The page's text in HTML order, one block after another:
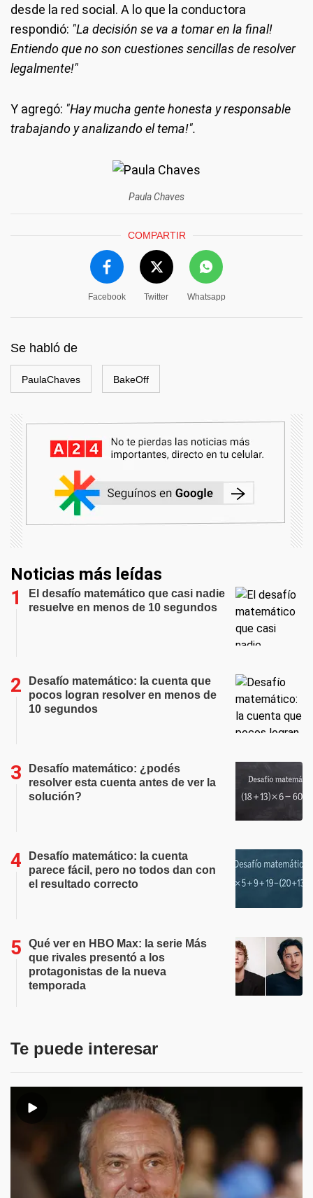
desde la red social. A lo que la conductora
respondió: "La decisión se va a tomar en la final!
Entiendo que no son cuestiones sencillas de resolver
legalmente!"
Y agregó: "Hay mucha gente honesta y responsable
trabajando y analizando el tema!".
Paula Chaves
COMPARTIR
Facebook Twitter Whatsapp
Se habló de
PaulaChaves BakeOff
Noticias más leídas
El desafío matemático que casi nadie
resuelve en menos de 10 segundos
Desafío matemático: la cuenta que
pocos logran resolver en menos de
10 segundos
Desafío matemático: ¿podés
resolver esta cuenta antes de ver la
solución?
Desafío matemático: la cuenta
parece fácil, pero no todos dan con
el resultado correcto
Qué ver en HBO Max: la serie Más
que rivales presentó a los
protagonistas de la nueva
temporada
Te puede interesar